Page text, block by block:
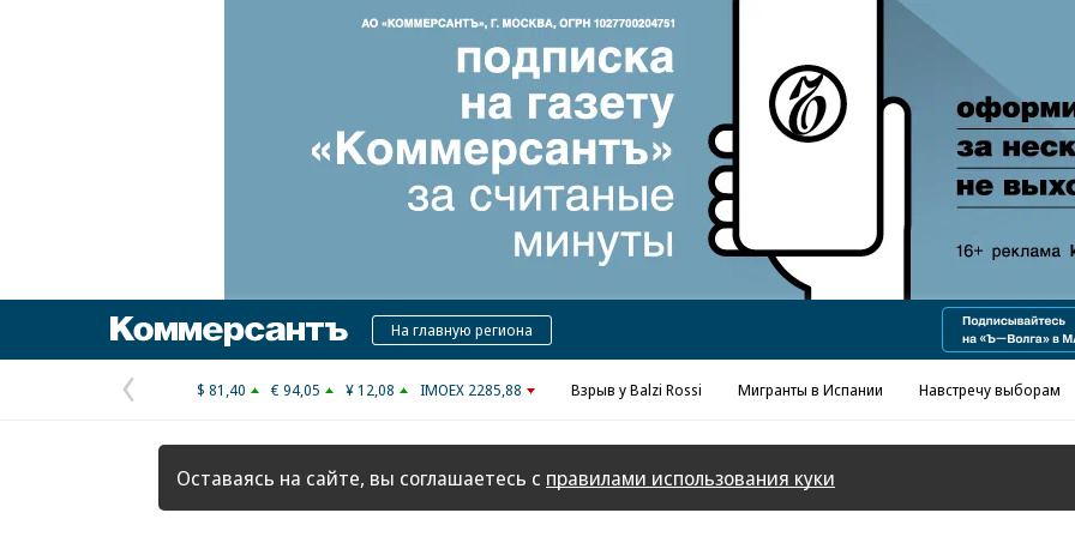
Реклама в «Ъ» www.kommersant.ru/ad
КоммерсантъНа главную региона
Предыдущая
страница
$ 81,40 € 94,05 ¥ 12,08 IMOEX 2285,88 Взрыв у Balzi Rossi Мигранты в Испании Навстречу выборам
Оставаясь на сайте, вы соглашаетесь с правилами использования куки